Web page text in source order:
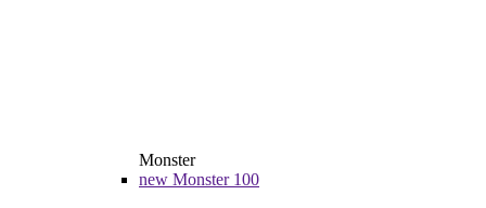
Monster
new Monster 100